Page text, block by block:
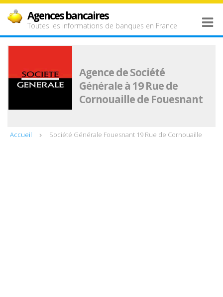
Agences bancaires
Toutes les informations de banques en France
Agence de Société
Générale à 19 Rue de
Cornouaille de Fouesnant
Accueil Société Générale Fouesnant 19 Rue de Cornouaille